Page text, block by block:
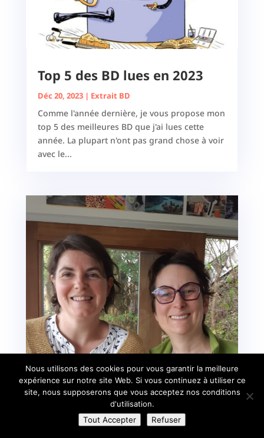
Top 5 des BD lues en 2023
Déc 20, 2023| Extrait BD
Comme l'année dernière, je vous propose mon
top 5 des meilleures BD que j'ai lues cette
année. La plupart n'ont pas grand chose à voir
avec le...
Nous utilisons des cookies pour vous garantir la meilleure
expérience sur notre site Web. Si vous continuez à utiliser ce
site, nous supposerons que vous acceptez nos conditions
d'utilisation.
Tout Accepter
Refuser